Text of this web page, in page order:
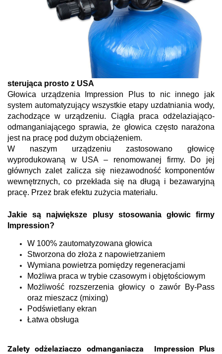
sterująca prosto z USA
Głowica urządzenia Impression Plus to nic innego jak
system automatyzujący wszystkie etapy uzdatniania wody,
zachodzące w urządzeniu. Ciągła praca odżelaziająco-
odmanganiającego sprawia, że głowica często narażona
jest na pracę pod dużym obciążeniem.
W naszym urządzeniu zastosowano głowicę
wyprodukowaną w USA – renomowanej firmy. Do jej
głównych zalet zalicza się niezawodność komponentów
wewnętrznych, co przekłada się na długą i bezawaryjną
pracę. Przez brak efektu zużycia materiału.
Jakie są największe plusy stosowania głowic firmy
Impression?
W 100% zautomatyzowana głowica
Stworzona do złoża z napowietrzaniem
Wymiana powietrza pomiędzy regeneracjami
Możliwa praca w trybie czasowym i objętościowym
Możliwość rozszerzenia głowicy o zawór By-Pass
oraz mieszacz (mixing)
Podświetlany ekran
Łatwa obsługa
Zalety odżelaziaczo odmanganiacza Impression Plus